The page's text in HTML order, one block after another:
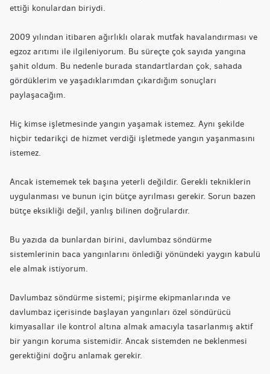
ettiği konulardan biriydi.
2009 yılından itibaren ağırlıklı olarak mutfak havalandırması ve
egzoz arıtımı ile ilgileniyorum. Bu süreçte çok sayıda yangına
şahit oldum. Bu nedenle burada standartlardan çok, sahada
gördüklerim ve yaşadıklarımdan çıkardığım sonuçları
paylaşacağım.
Hiç kimse işletmesinde yangın yaşamak istemez. Aynı şekilde
hiçbir tedarikçi de hizmet verdiği işletmede yangın yaşanmasını
istemez.
Ancak istememek tek başına yeterli değildir. Gerekli tekniklerin
uygulanması ve bunun için bütçe ayrılması gerekir. Sorun bazen
bütçe eksikliği değil, yanlış bilinen doğrulardır.
Bu yazıda da bunlardan birini, davlumbaz söndürme
sistemlerinin baca yangınlarını önlediği yönündeki yaygın kabulü
ele almak istiyorum.
Davlumbaz söndürme sistemi; pişirme ekipmanlarında ve
davlumbaz içerisinde başlayan yangınları özel söndürücü
kimyasallar ile kontrol altına almak amacıyla tasarlanmış aktif
bir yangın koruma sistemidir. Ancak sistemden ne beklenmesi
gerektiğini doğru anlamak gerekir.